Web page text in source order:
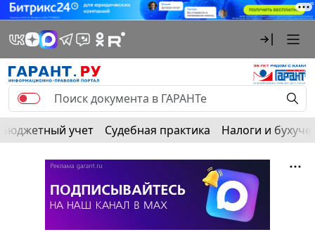
Бюджетный учет Судебная практика Налоги и